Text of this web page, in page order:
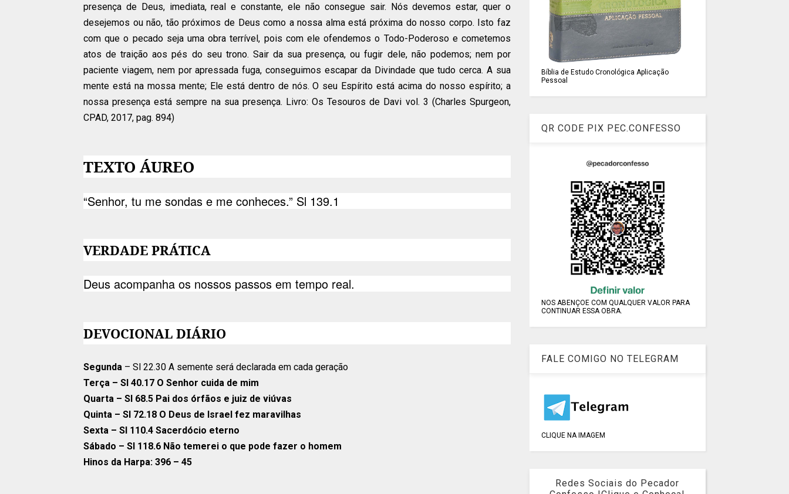
presença de Deus, imediata, real e constante, ele não consegue sair. Nós devemos estar, quer o
desejemos ou não, tão próximos de Deus como a nossa alma está próxima do nosso corpo. Isto faz
com que o pecado seja uma obra terrível, pois com ele ofendemos o Todo-Poderoso e cometemos
atos de traição aos pés do seu trono. Sair da sua presença, ou fugir dele, não podemos; nem por
paciente viagem, nem por apressada fuga, conseguimos escapar da Divindade que tudo cerca. A sua
mente está na mossa mente; Ele está dentro de nós. O seu Espírito está acima do nosso espírito; a
nossa presença está sempre na sua presença. Livro: Os Tesouros de Davi vol. 3 (Charles Spurgeon,
CPAD, 2017, pag. 894)
TEXTO ÁUREO
“Senhor, tu me sondas e me conheces.” Sl 139.1
VERDADE PRÁTICA
Deus acompanha os nossos passos em tempo real.
DEVOCIONAL DIÁRIO
Segunda – Sl 22.30 A semente será declarada em cada geração
Terça – Sl 40.17 O Senhor cuida de mim
Quarta – Sl 68.5 Pai dos órfãos e juiz de viúvas
Quinta – Sl 72.18 O Deus de Israel fez maravilhas
Sexta – Sl 110.4 Sacerdócio eterno
Sábado – Sl 118.6 Não temerei o que pode fazer o homem
Hinos da Harpa: 396 – 45
Bíblia de Estudo Cronológica Aplicação
Pessoal
QR CODE PIX PEC.CONFESSO
NOS ABENÇOE COM QUALQUER VALOR PARA
CONTINUAR ESSA OBRA.
FALE COMIGO NO TELEGRAM
CLIQUE NA IMAGEM
Redes Sociais do Pecador